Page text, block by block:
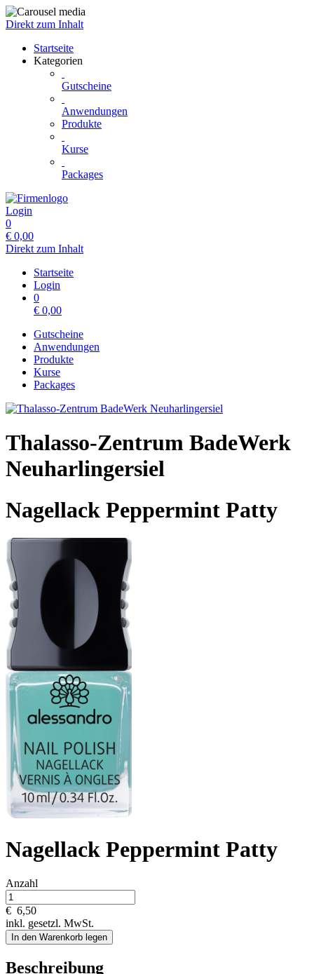
Direkt zum Inhalt
Startseite
Kategorien
Gutscheine
Anwendungen
Produkte
Kurse
Packages
Login
0
€ 0,00
Direkt zum Inhalt
Startseite
Login
0
€ 0,00
Gutscheine
Anwendungen
Produkte
Kurse
Packages
Thalasso-Zentrum BadeWerk
Neuharlingersiel
Nagellack Peppermint Patty
Nagellack Peppermint Patty
Anzahl
€ 6,50
inkl. gesetzl. MwSt.
In den Warenkorb legen
Beschreibung